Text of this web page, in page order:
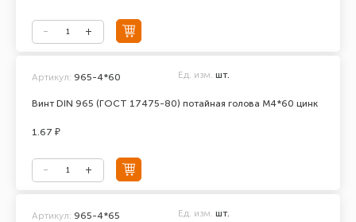
Винт DIN 965 (ГОСТ 17475-80) потайная голова М4*60 цинк
Артикул: 965-4*60 Ед. изм. шт.
1.67 ₽
Артикул: 965-4*65 Ед. изм. шт.